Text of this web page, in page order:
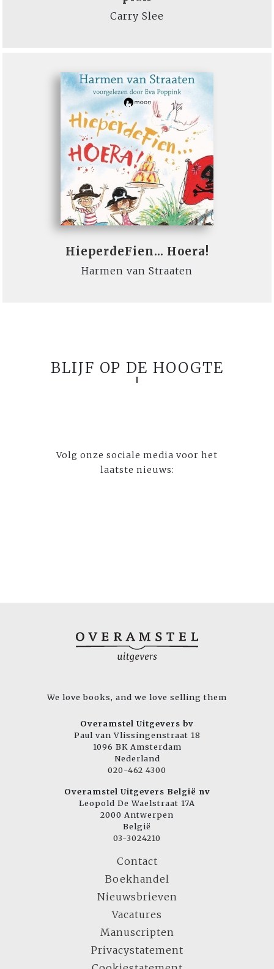
Carry Slee
HieperdeFien... Hoera!
Harmen van Straaten
BLIJF OP DE HOOGTE
Volg onze sociale media voor het
laatste nieuws:
We love books, and we love selling them
Overamstel Uitgevers bv
Paul van Vlissingenstraat 18
1096 BK Amsterdam
Nederland
020-462 4300
Overamstel Uitgevers België nv
Leopold De Waelstraat 17A
2000 Antwerpen
België
03-3024210
Contact
Boekhandel
Nieuwsbrieven
Vacatures
Manuscripten
Privacystatement